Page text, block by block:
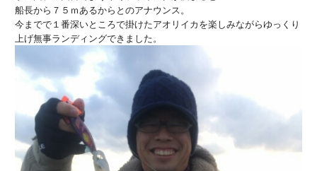
船長から７５ｍあるからとのアナウンス。
今までで１番深いところで掛けたアオリイカを楽しみながらゆっくり
上げ無事ランディングできました。